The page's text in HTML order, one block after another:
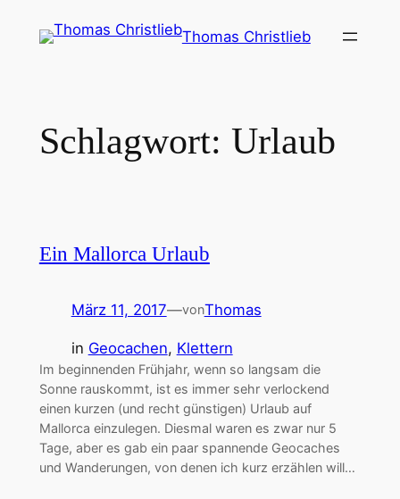
Inhalt
Thomas Christlieb
Schlagwort: Urlaub
Ein Mallorca Urlaub
März 11, 2017—vonThomas
in Geocachen, Klettern
Im beginnenden Frühjahr, wenn so langsam die
Sonne rauskommt, ist es immer sehr verlockend
einen kurzen (und recht günstigen) Urlaub auf
Mallorca einzulegen. Diesmal waren es zwar nur 5
Tage, aber es gab ein paar spannende Geocaches
und Wanderungen, von denen ich kurz erzählen will…